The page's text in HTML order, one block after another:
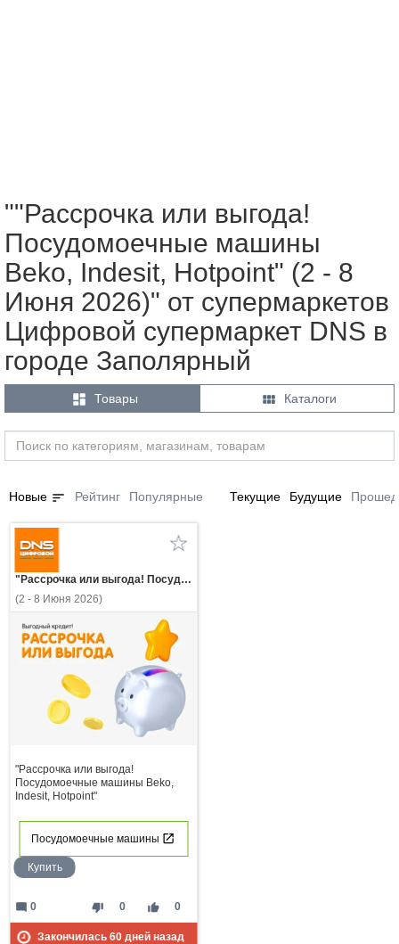
""Рассрочка или выгода!
Посудомоечные машины
Beko, Indesit, Hotpoint" (2 - 8
Июня 2026)" от супермаркетов
Цифровой супермаркет DNS в
городе Заполярный
 Товары  Каталоги
Новые sort Рейтинг Популярные Текущие Будущие
"Рассрочка или выгода! Посудомоечные машины Beko, Indesit, Hotpoint"
(2 - 8 Июня 2026)
"Рассрочка или выгода!
Посудомоечные машины Beko,
Indesit, Hotpoint"
Посудомоечные машины
Купить
thumb_down 0 thumb_up 0
mode_comment 0
Закончилась 60дней назад